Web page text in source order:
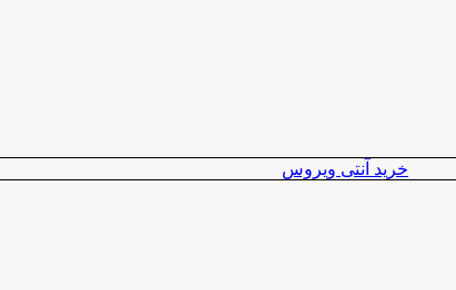
خرید آنتی ویروس